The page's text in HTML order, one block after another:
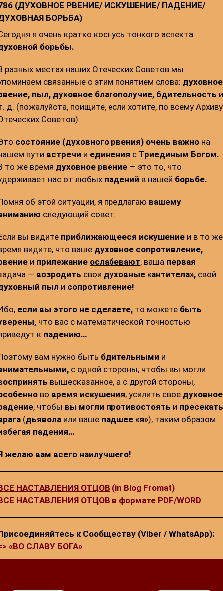
(ДУХОВНОЕ РВЕНИЕ/ ИСКУШЕНИЕ/ ПАДЕНИЕ/
БОРЬБА)
я очень кратко коснусь тонкого аспекта
борьбы.
разных местах наших Отеческих Советов мы
связанные с этим понятием слова: духовное
пыл, духовное благополучие, бдительность и
д. (пожалуйста, поищите, если хотите, по всему Архиву
Советов).
состояние (духовного рвения) очень важно на
пути встречи и единения с Триединым Богом.
то же время духовное рвение — это то, что
нас от любых падений в нашей борьбе.
об этой ситуации, я предлагаю вашему
следующий совет:
вы видите приближающееся искушение и в то же
видите, что ваше духовное сопротивление,
и прилежание ослабевают, ваша первая
— возродить свои духовные «антитела», свой
пыл и сопротивление!
если вы этого не сделаете, то можете быть
что вас с математической точностью
к падению…
вам нужно быть бдительными и
с одной стороны, чтобы вы могли
вышесказанное, а с другой стороны,
во время искушения, усилить свое духовное
, чтобы вы могли противостоять и пресекать
(дьявола или ваше падшее «я»), таким образом
падения…
желаю вам всего наилучшего!
НАСТАВЛЕНИЯ ОТЦОВ (in Blog Fromat)
НАСТАВЛЕНИЯ ОТЦОВ в формате PDF/WORD
к Сообществу (Viber / WhatsApp):
«ВО СЛАВУ БОГА»